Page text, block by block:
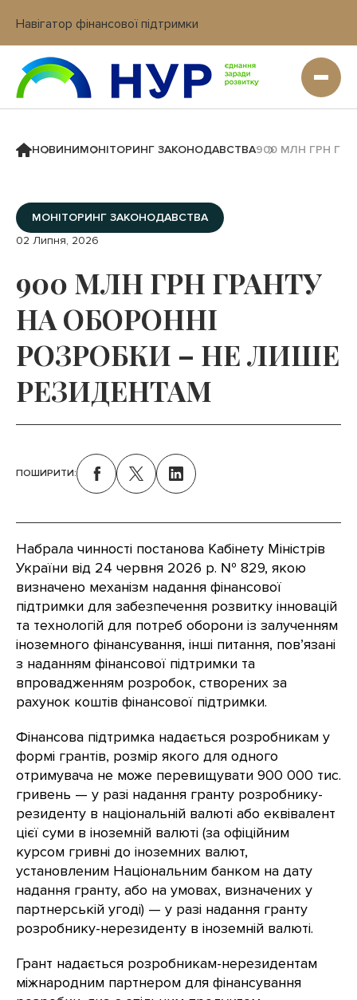
Навігатор фінансової підтримки
Вхід в кабінет IT платформи
НОВИНИМОНІТОРИНГ ЗАКОНОДАВСТВА900 МЛН ГРН
МОНІТОРИНГ ЗАКОНОДАВСТВА
02 Липня, 2026
900 МЛН ГРН ГРАНТУ
НА ОБОРОННІ
РОЗРОБКИ – НЕ ЛИШЕ
РЕЗИДЕНТАМ
Набрала чинності постанова Кабінету Міністрів
України від 24 червня 2026 р. № 829, якою
визначено механізм надання фінансової
підтримки для забезпечення розвитку інновацій
та технологій для потреб оборони із залученням
іноземного фінансування, інші питання, пов’язані
з наданням фінансової підтримки та
впровадженням розробок, створених за
рахунок коштів фінансової підтримки.
Фінансова підтримка надається розробникам у
формі грантів, розмір якого для одного
отримувача не може перевищувати 900 000 тис.
гривень — у разі надання гранту розробнику-
резиденту в національній валюті або еквівалент
цієї суми в іноземній валюті (за офіційним
курсом гривні до іноземних валют,
установленим Національним банком на дату
надання гранту, або на умовах, визначених у
партнерській угоді) — у разі надання гранту
розробнику-нерезиденту в іноземній валюті.
Грант надається розробникам-нерезидентам
міжнародним партнером для фінансування
ПОШИРИТИ: